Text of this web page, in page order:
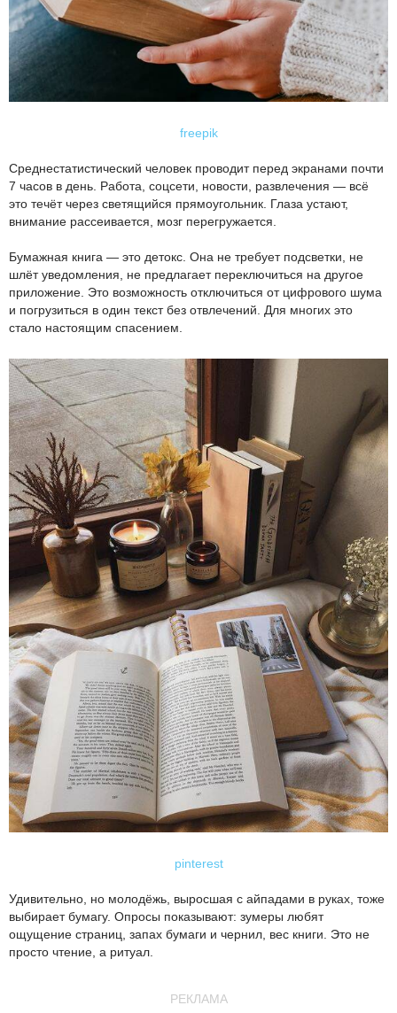
freepik
Среднестатистический человек проводит перед экранами почти
7 часов в день. Работа, соцсети, новости, развлечения — всё
это течёт через светящийся прямоугольник. Глаза устают,
внимание рассеивается, мозг перегружается.
Бумажная книга — это детокс. Она не требует подсветки, не
шлёт уведомления, не предлагает переключиться на другое
приложение. Это возможность отключиться от цифрового шума
и погрузиться в один текст без отвлечений. Для многих это
стало настоящим спасением.
pinterest
Удивительно, но молодёжь, выросшая с айпадами в руках, тоже
выбирает бумагу. Опросы показывают: зумеры любят
ощущение страниц, запах бумаги и чернил, вес книги. Это не
просто чтение, а ритуал.
РЕКЛАМА